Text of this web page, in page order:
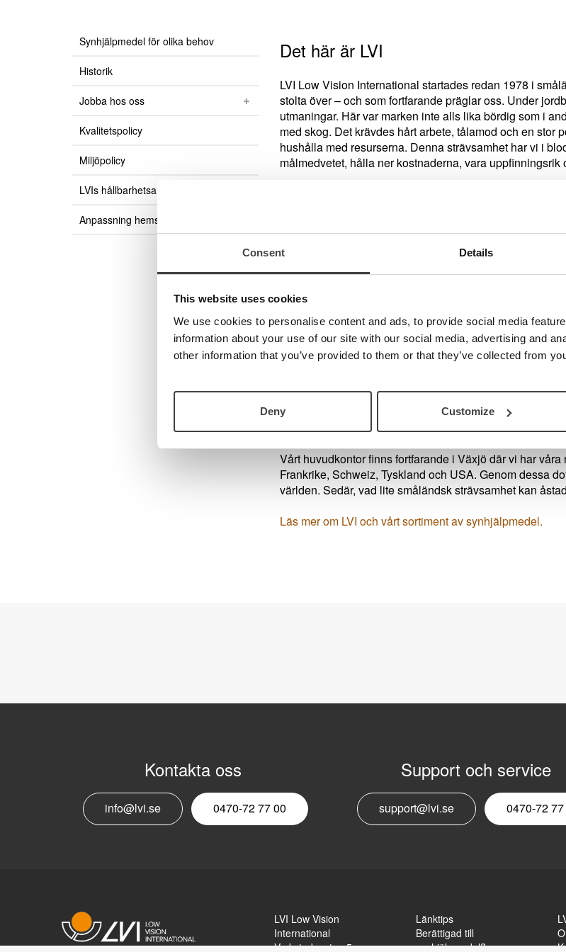
Consent Details
This website uses cookies
We use cookies to personalise content and ads, to provide social media
information about your use of our site with our social media, advertising and
other information that you’ve provided to them or that they’ve collected from
Deny Customize
Synhjälpmedel för olika behov
Historik
Jobba hos oss
Kvalitetspolicy
Miljöpolicy
LVIs hållbarhetsarbete
Anpassning hemsida
Det här är LVI
LVI Low Vision International startades redan 1978 i
stolta över – och som fortfarande präglar oss. Under
utmaningar. Här var marken inte alls lika bördig som i
med skog. Det krävdes hårt arbete, tålamod och en stor
hushålla med resurserna. Denna strävsamhet har vi i
målmedvetet, hålla ner kostnaderna, vara
Kanske har just detta gjort att LVI idag är en av
utveckling och tillverkning sker fortfarande i Växjö och
Vårt arbete går ut på att underlätta vardagen för
Vi är stolta över våra synhjälpmedel som är både
synrehabiliteringen. Produkterna är framtagna med
registrerade varumärket MagniLink.
Utöver våra egna MagniLink-produkter erbjuder vi
programvara till datorer, belysning, tangentbord och
Efter mer än 45 år i branschen har vi stor erfarenhet
totallösning med individuellt anpassade synhjälpmedel
bästa förutsättningarna för ett effektivt arbete – i skolan,
Vårt huvudkontor finns fortfarande i Växjö där vi har
Frankrike, Schweiz, Tyskland och USA. Genom dessa
världen. Sedär, vad lite småländsk strävsamhet kan
Läs mer om LVI och vårt sortiment av synhjälpmedel.
Kontakta oss
info@lvi.se 0470-72 77 00
Support och service
support@lvi.se 0470-72
LVI Low Vision
International
Verkstadsgatan 5
Länktips
Berättigad till
synhjälpmedel?